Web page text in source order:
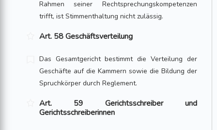
Rahmen seiner Rechtsprechungs­kompetenzen
trifft, ist Stimmenthaltung nicht zulässig.
Art. 58 Geschäftsverteilung
Das Gesamtgericht bestimmt die Verteilung der
Geschäfte auf die Kammern sowie die Bildung der
Spruchkörper durch Reglement.
Art. 59 Gerichtsschreiber und
Gerichtsschreiberinnen